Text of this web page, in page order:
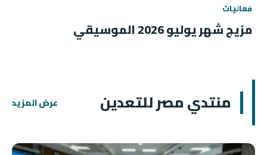
فعاليات
مزيج شهر يوليو 2026 الموسيقي
منتدي مصر للتعدين عرض المزيد